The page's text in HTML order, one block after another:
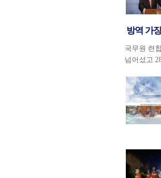
방역 가
국무원 련
넘어섰고